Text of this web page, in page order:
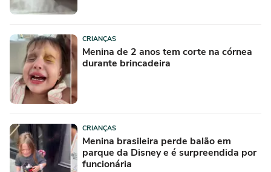
CRIANÇAS
Menina de 2 anos tem corte na córnea
durante brincadeira
CRIANÇAS
Menina brasileira perde balão em
parque da Disney e é surpreendida por
funcionária